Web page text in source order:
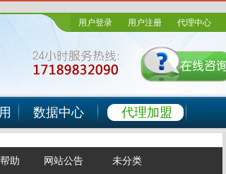
用户登录 用户注册 代理中心
数据中心 代理加盟
助 网站公告 未分类